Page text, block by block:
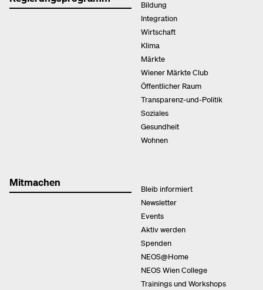
Bildung
Integration
Wirtschaft
Klima
Märkte
Wiener Märkte Club
Öffentlicher Raum
Transparenz-und-Politik
Soziales
Gesundheit
Wohnen
Mitmachen
Bleib informiert
Newsletter
Events
Aktiv werden
Spenden
NEOS@Home
NEOS Wien College
Trainings und Workshops